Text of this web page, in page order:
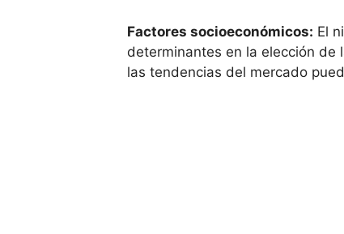
Factores socioeconómicos: El
determinantes en la elección
las tendencias del mercado